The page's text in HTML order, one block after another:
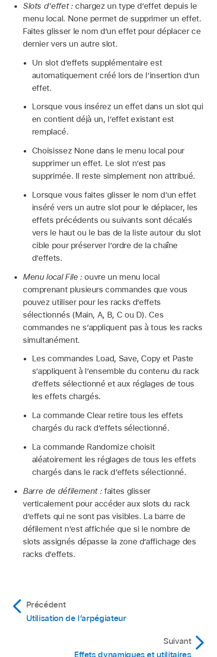
Slots d’effet :chargez un type d’effet depuis le
menu local. None permet de supprimer un effet.
Faites glisser le nom d’un effet pour déplacer ce
dernier vers un autre slot.
Un slot d’effets supplémentaire est
automatiquement créé lors de l’insertion d’un
effet.
Lorsque vous insérez un effet dans un slot qui
en contient déjà un, l’effet existant est
remplacé.
Choisissez None dans le menu local pour
supprimer un effet. Le slot n’est pas
supprimée. Il reste simplement non attribué.
Lorsque vous faites glisser le nom d’un effet
inséré vers un autre slot pour le déplacer, les
effets précédents ou suivants sont décalés
vers le haut ou le bas de la liste autour du slot
cible pour préserver l’ordre de la chaîne
d’effets.
Menu local File :ouvre un menu local
comprenant plusieurs commandes que vous
pouvez utiliser pour les racks d’effets
sélectionnés (Main, A, B, C ou D). Ces
commandes ne s’appliquent pas à tous les racks
simultanément.
Les commandes Load, Save, Copy et Paste
s’appliquent à l’ensemble du contenu du rack
d’effets sélectionné et aux réglages de tous
les effets chargés.
La commande Clear retire tous les effets
chargés du rack d’effets sélectionné.
La commande Randomize choisit
aléatoirement les réglages de tous les effets
chargés dans le rack d’effets sélectionné.
Barre de défilement :faites glisser
verticalement pour accéder aux slots du rack
d’effets qui ne sont pas visibles. La barre de
défilement n’est affichée que si le nombre de
slots assignés dépasse la zone d’affichage des
racks d’effets.
Précédent
Utilisation de l’arpégiateur
Suivant
Effets dynamiques et utilitaires